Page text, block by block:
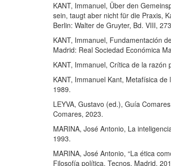
KANT, Immanuel, Über den
sein, taugt aber nicht für die Praxis,
Berlin: Walter de Gruyter, Bd. VIII,
KANT, Immanuel, Fundamentación
Madrid: Real Sociedad Económica
KANT, Immanuel, Crítica de la
KANT, Immanuel Kant, Metafísica
1989.
LEYVA, Gustavo (ed.), Guía
Comares, 2023.
MARINA, José Antonio, La
1993.
MARINA, José Antonio, “La ética
Filosofía política, Tecnos, Madrid,